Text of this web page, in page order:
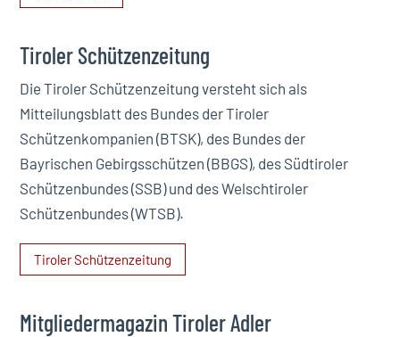
Tiroler Schützenzeitung
Die Tiroler Schützenzeitung versteht sich als
Mitteilungsblatt des Bundes der Tiroler
Schützenkompanien (BTSK), des Bundes der
Bayrischen Gebirgsschützen (BBGS), des Südtiroler
Schützenbundes (SSB) und des Welschtiroler
Schützenbundes (WTSB).
Tiroler Schützenzeitung
Mitgliedermagazin Tiroler Adler